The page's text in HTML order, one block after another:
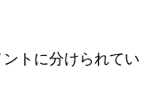
トに分けられてい